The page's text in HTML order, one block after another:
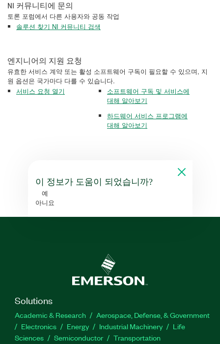
NI 커뮤니티에 문의
토론 포럼에서 다른 사용자와 공동 작업
솔루션 찾기 NI 커뮤니티 검색
엔지니어의 지원 요청
유효한 서비스 계약 또는 활성 소프트웨어 구독이 필요할 수 있으며, 지
원 옵션은 국가마다 다를 수 있습니다.
서비스 요청 열기
소프트웨어 구독 및 서비스에
대해 알아보기
하드웨어 서비스 프로그램에
대해 알아보기
이 정보가 도움이 되었습니까?
예
아니요
Solutions
Academic & Research
Aerospace, Defense, & Government
Electronics
Energy Industrial Machinery
Life
Sciences
Semiconductor Transportation